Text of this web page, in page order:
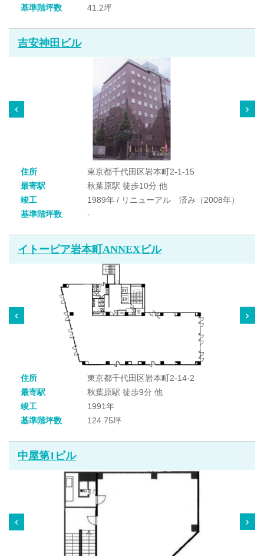
基準階坪数
41.2坪
吉安神田ビル
住所
東京都千代田区岩本町2-1-15
最寄駅
秋葉原駅 徒歩10分 他
竣工
1989年 / リニューアル 済み（2008年）
基準階坪数
-
イトーピア岩本町ANNEXビル
住所
東京都千代田区岩本町2-14-2
最寄駅
秋葉原駅 徒歩9分 他
竣工
1991年
基準階坪数
124.75坪
中屋第1ビル